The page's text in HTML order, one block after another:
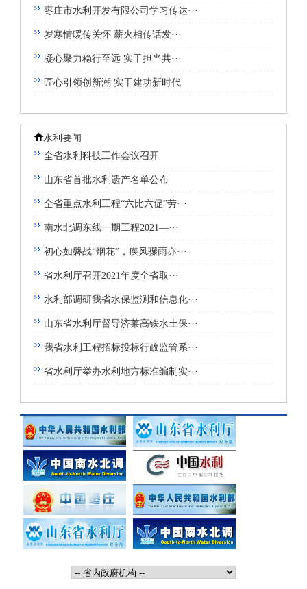
枣庄市水利开发有限公司学习传达···
岁寒情暖传关怀 薪火相传话发···
凝心聚力稳行至远 实干担当共···
匠心引领创新潮 实干建功新时代
水利要闻
全省水利科技工作会议召开
山东省首批水利遗产名单公布
全省重点水利工程“六比六促”劳···
南水北调东线一期工程2021—···
初心如磐战“烟花”，疾风骤雨亦···
省水利厅召开2021年度全省取···
水利部调研我省水保监测和信息化···
山东省水利厅督导济莱高铁水土保···
我省水利工程招标投标行政监管系···
省水利厅举办水利地方标准编制实···